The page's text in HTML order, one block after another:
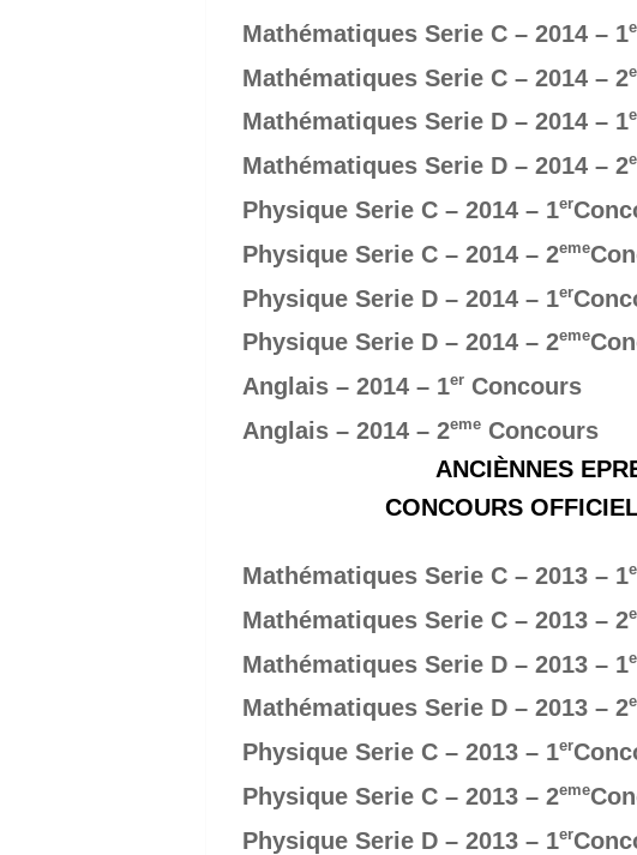
Mathématiques Serie C – 2014 – 1
Mathématiques Serie C – 2014 – 2
Mathématiques Serie D – 2014 – 1
Mathématiques Serie D – 2014 – 2
Physique Serie C – 2014 – 1er
Physique Serie C – 2014 – 2eme
Physique Serie D – 2014 – 1er
Physique Serie D – 2014 – 2eme
Anglais – 2014 – 1er Concours
Anglais – 2014 – 2eme Concours
ANCIÈNNES
CONCOURS
Mathématiques Serie C – 2013 – 1
Mathématiques Serie C – 2013 – 2
Mathématiques Serie D – 2013 – 1
Mathématiques Serie D – 2013 – 2
Physique Serie C – 2013 – 1er
Physique Serie C – 2013 – 2eme
Physique Serie D – 2013 – 1er